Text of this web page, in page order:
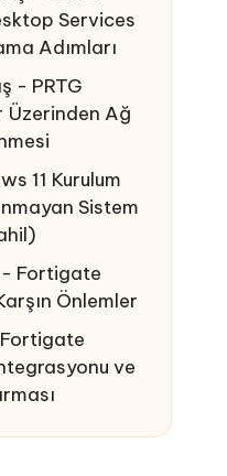
Services
Adımları
- PRTG
Ağ
11 Kurulum
Sistem
- Fortigate
Önlemler
Fortigate
ve